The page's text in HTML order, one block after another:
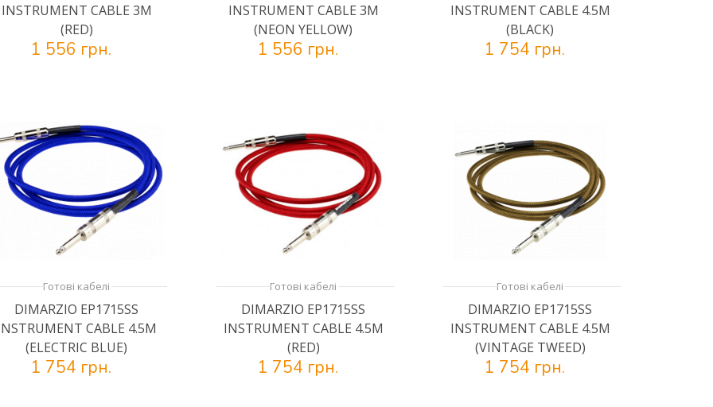
INSTRUMENT CABLE 3M
(RED)
1 556 грн.
INSTRUMENT CABLE 3M
(NEON YELLOW)
1 556 грн.
INSTRUMENT CABLE 4.5M
(BLACK)
1 754 грн.
Готові кабелі
DIMARZIO EP1715SS
CABLE 4.5M
(ELECTRIC BLUE)
1 754 грн.
Готові кабелі
DIMARZIO EP1715SS
INSTRUMENT CABLE 4.5M
(RED)
1 754 грн.
Готові кабелі
DIMARZIO EP1715SS
INSTRUMENT CABLE 4.5M
(VINTAGE TWEED)
1 754 грн.